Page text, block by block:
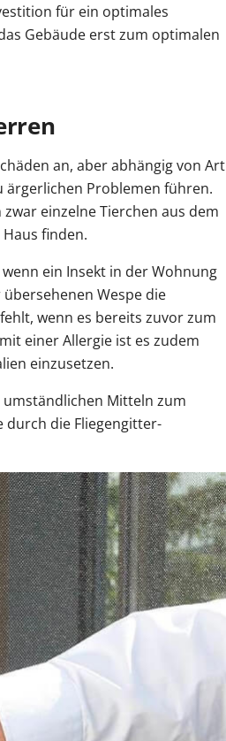
für ein optimales
Gebäude erst zum optimalen
an, aber abhängig von Art
ärgerlichen Problemen führen.
einzelne Tierchen aus dem
finden.
ein Insekt in der Wohnung
Wespe die
wenn es bereits zuvor zum
einer Allergie ist es zudem
einzusetzen.
Mitteln zum
durch die Fliegengitter-